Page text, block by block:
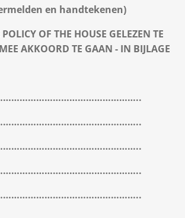
en handtekenen)
OF THE HOUSE GELEZEN TE
AKKOORD TE GAAN - IN BIJLAGE